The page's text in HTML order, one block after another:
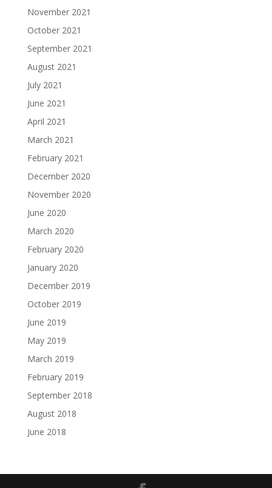
November 2021
October 2021
September 2021
August 2021
July 2021
June 2021
April 2021
March 2021
February 2021
December 2020
November 2020
June 2020
March 2020
February 2020
January 2020
December 2019
October 2019
June 2019
May 2019
March 2019
February 2019
September 2018
August 2018
June 2018